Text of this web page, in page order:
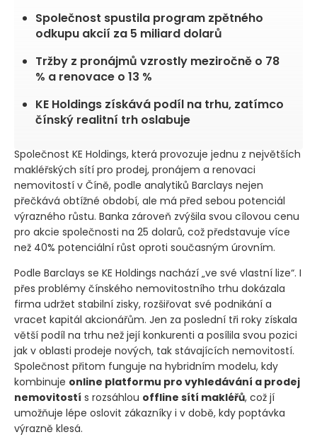
Společnost spustila program zpětného
odkupu akcií za 5 miliard dolarů
Tržby z pronájmů vzrostly meziročně o 78
% a renovace o 13 %
KE Holdings získává podíl na trhu, zatímco
čínský realitní trh oslabuje
Společnost KE Holdings, která provozuje jednu z největších
makléřských sítí pro prodej, pronájem a renovaci
nemovitostí v Číně, podle analytiků Barclays nejen
přečkává obtížné období, ale má před sebou potenciál
výrazného růstu. Banka zároveň zvýšila svou cílovou cenu
pro akcie společnosti na 25 dolarů, což představuje více
než 40% potenciální růst oproti současným úrovním.
Podle Barclays se KE Holdings nachází „ve své vlastní lize“. I
přes problémy čínského nemovitostního trhu dokázala
firma udržet stabilní zisky, rozšiřovat své podnikání a
vracet kapitál akcionářům. Jen za poslední tři roky získala
větší podíl na trhu než její konkurenti a posílila svou pozici
jak v oblasti prodeje nových, tak stávajících nemovitostí.
Společnost přitom funguje na hybridním modelu, kdy
kombinuje online platformu pro vyhledávání a prodej
nemovitostí s rozsáhlou offline sítí makléřů, což jí
umožňuje lépe oslovit zákazníky i v době, kdy poptávka
výrazně klesá.